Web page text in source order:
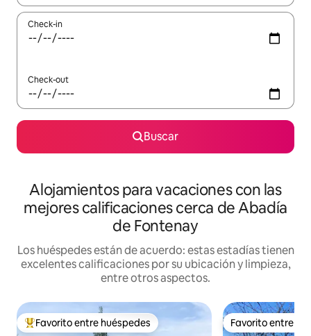
Check-in
Check-out
Buscar
Alojamientos para vacaciones con las
mejores calificaciones cerca de Abadía
de Fontenay
Los huéspedes están de acuerdo: estas estadías tienen
excelentes calificaciones por su ubicación y limpieza,
entre otros aspectos.
Favorito entre los huéspedes más destacados
Favorito entre huéspedes Favorito entre
Favorito entre